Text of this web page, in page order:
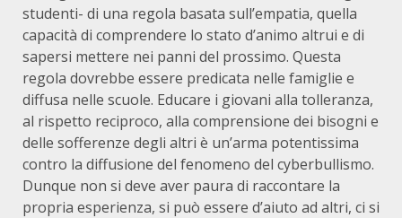
studenti- di una regola basata sull’empatia, quella
capacità di comprendere lo stato d’animo altrui e di
sapersi mettere nei panni del prossimo. Questa
regola dovrebbe essere predicata nelle famiglie e
diffusa nelle scuole. Educare i giovani alla tolleranza,
al rispetto reciproco, alla comprensione dei bisogni e
delle sofferenze degli altri è un’arma potentissima
contro la diffusione del fenomeno del cyberbullismo.
Dunque non si deve aver paura di raccontare la
propria esperienza, si può essere d’aiuto ad altri, ci si